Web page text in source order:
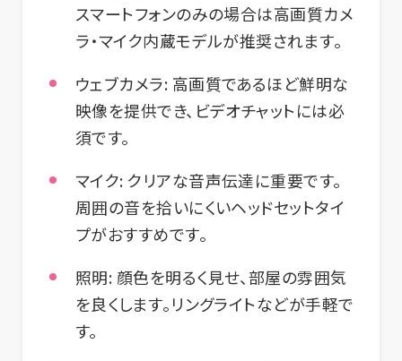
スマートフォンのみの場合は高画質カメ
ラ・マイク内蔵モデルが推奨されます。
ウェブカメラ: 高画質であるほど鮮明な
映像を提供でき、ビデオチャットには必
須です。
マイク: クリアな音声伝達に重要です。
周囲の音を拾いにくいヘッドセットタイ
プがおすすめです。
照明: 顔色を明るく見せ、部屋の雰囲気
を良くします。リングライトなどが手軽で
す。